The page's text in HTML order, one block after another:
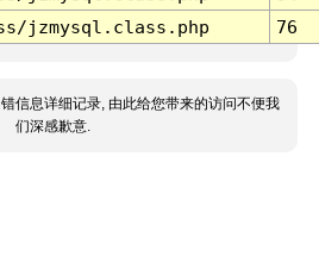
jzmysql.class.php 76
信息详细记录, 由此给您带来的访问不便我
们深感歉意.